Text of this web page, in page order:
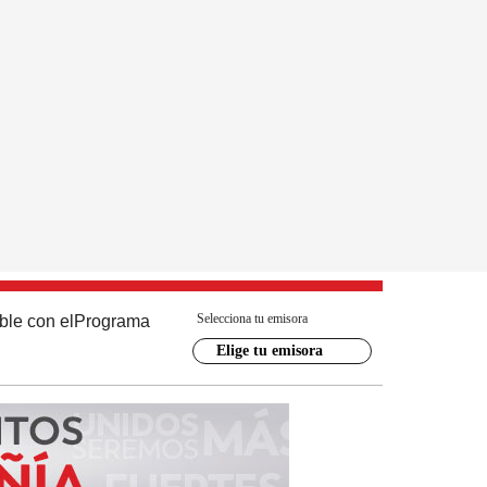
con el Programa Selecciona tu emisora
Elige tu emisora